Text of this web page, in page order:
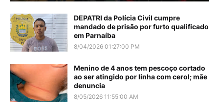
DEPATRI da Polícia Civil cumpre
mandado de prisão por furto qualificado
em Parnaíba
8/04/2026 01:27:00 PM
Menino de 4 anos tem pescoço cortado
ao ser atingido por linha com cerol; mãe
denuncia
8/05/2026 11:55:00 AM